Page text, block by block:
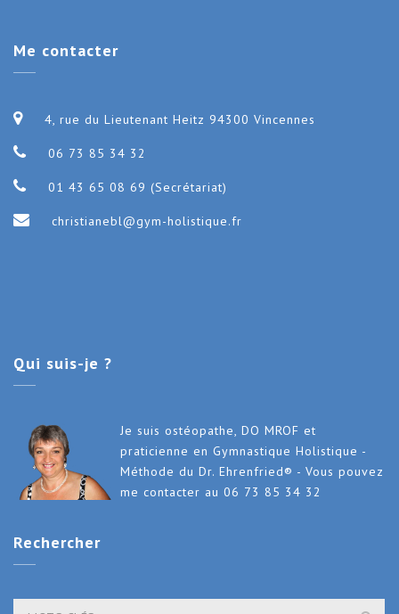
Me contacter
4, rue du Lieutenant Heitz 94300 Vincennes
06 73 85 34 32
01 43 65 08 69 (Secrétariat)
christianebl@gym-holistique.fr
Qui suis-je ?
Je suis ostéopathe, DO MROF et
praticienne en Gymnastique Holistique -
Méthode du Dr. Ehrenfried® - Vous pouvez
me contacter au 06 73 85 34 32
Rechercher